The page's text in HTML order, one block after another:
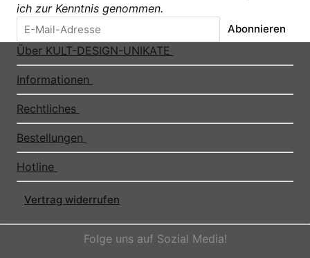
ich zur Kenntnis genommen.
Abonnieren
Über KULT-DESIGN-UNIKATE
Informationen
Rechtliches
Bestellungen
Hotline
Vertrag widerrufen
Folge uns auf Sozial Media!